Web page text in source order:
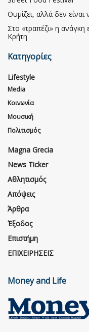
Θυμίζει, αλλά δεν
Στο «τραπέζι» η ανάγκη
Κρήτη
Κατηγορίες
Lifestyle
Media
Κοινωνία
Μουσική
Πολιτισμός
Magna Grecia
News Ticker
Αθλητισμός
Απόψεις
Άρθρα
Έξοδος
Επιστήμη
ΕΠΙΧΕΙΡΗΣΕΙΣ
Money and Life